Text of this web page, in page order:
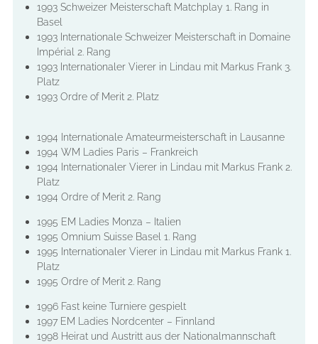
1993 Schweizer Meisterschaft Matchplay 1. Rang in
Basel
1993 Internationale Schweizer Meisterschaft in Domaine
Impérial 2. Rang
1993 Internationaler Vierer in Lindau mit Markus Frank 3.
Platz
1993 Ordre of Merit 2. Platz
1994 Internationale Amateurmeisterschaft in Lausanne
1994 WM Ladies Paris – Frankreich
1994 Internationaler Vierer in Lindau mit Markus Frank 2.
Platz
1994 Ordre of Merit 2. Rang
1995 EM Ladies Monza – Italien
1995 Omnium Suisse Basel 1. Rang
1995 Internationaler Vierer in Lindau mit Markus Frank 1.
Platz
1995 Ordre of Merit 2. Rang
1996 Fast keine Turniere gespielt
1997 EM Ladies Nordcenter – Finnland
1998 Heirat und Austritt aus der Nationalmannschaft